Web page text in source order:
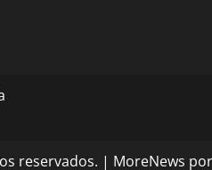
reservados. | MoreNews